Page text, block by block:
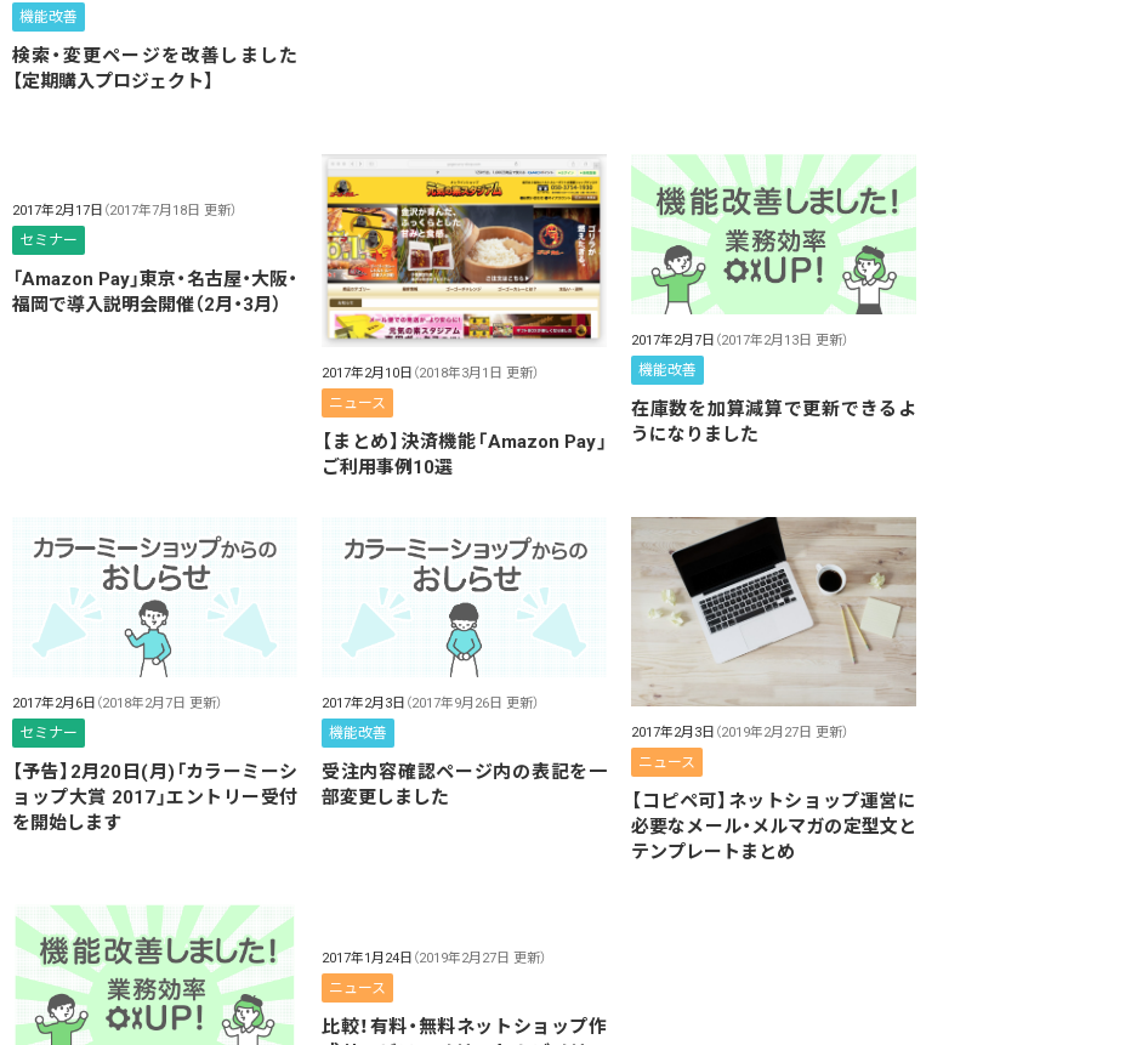
機能改善
検索・変更ページを改善しました
【定期購入プロジェクト】
2017年2月17日 （2017年7月18日 更新）
セミナー
「Amazon Pay」東京・名古屋・大阪・
福岡で導入説明会開催（2月・3月）
2017年2月10日 （2018年3月1日 更新）
ニュース
【まとめ】決済機能「Amazon Pay」
ご利用事例10選
2017年2月7日 （2017年2月13日 更新）
機能改善
在庫数を加算減算で更新できるよ
うになりました
2017年2月6日 （2018年2月7日 更新）
セミナー
【予告】2月20日(月)「カラーミーシ
ョップ大賞 2017」エントリー受付
を開始します
2017年2月3日 （2017年9月26日 更新）
機能改善
受注内容確認ページ内の表記を一
部変更しました
2017年2月3日 （2019年2月27日 更新）
ニュース
【コピペ可】ネットショップ運営に
必要なメール・メルマガの定型文と
テンプレートまとめ
2017年1月24日 （2019年2月27日 更新）
ニュース
比較！有料・無料ネットショップ作